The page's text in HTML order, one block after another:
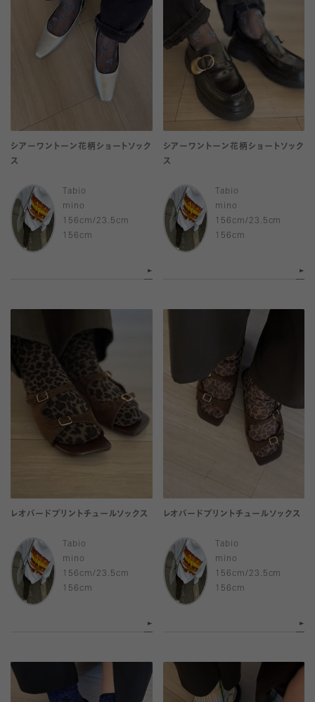
シアーワントーン花柄ショートソック
ス
Tabio
mino
156cm/23.5cm
156cm
シアーワントーン花柄ショートソック
ス
Tabio
mino
156cm/23.5cm
156cm
レオパードプリントチュールソックス
Tabio
mino
156cm/23.5cm
156cm
レオパードプリントチュールソックス
Tabio
mino
156cm/23.5cm
156cm